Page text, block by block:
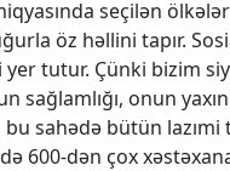
seçilən
öz həllini tapır.
tutur. Çünki bizim
onun
ki, bu sahədə bütün
600-dən çox